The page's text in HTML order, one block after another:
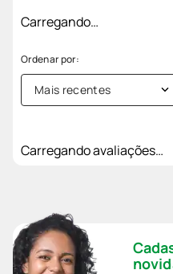
Carregando…
Mais recentes
Carregando avaliações…